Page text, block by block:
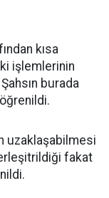
kısa
işlemlerinin
burada
uzaklaşabilmesi
fakat